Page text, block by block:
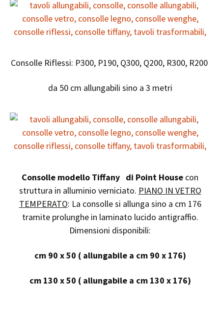
Consolle Riflessi: P300, P190, Q300, Q200, R300, R200
da 50 cm allungabili sino a 3 metri
Consolle modello Tiffany di Point House con
struttura in alluminio verniciato. PIANO IN VETRO
TEMPERATO: La consolle si allunga sino a cm 176
tramite prolunghe in laminato lucido antigraffio.
Dimensioni disponibili:
cm 90 x 50 ( allungabile a cm 90 x 176)
cm 130 x 50 ( allungabile a cm 130 x 176)